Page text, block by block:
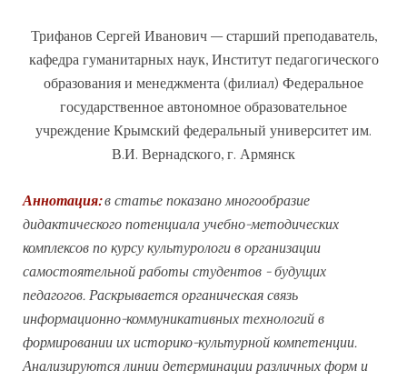
Трифанов Сергей Иванович – старший преподаватель,
кафедра гуманитарных наук, Институт педагогического
образования и менеджмента (филиал) Федеральное
государственное автономное образовательное
учреждение Крымский федеральный университет им.
В.И. Вернадского, г. Армянск
Аннотация:в статье показано многообразие
дидактического потенциала учебно-методических
комплексов по курсу культурологи в организации
самостоятельной работы студентов - будущих
педагогов. Раскрывается органическая связь
информационно-коммуникативных технологий в
формировании их историко-культурной компетенции.
Анализируются линии детерминации различных форм и